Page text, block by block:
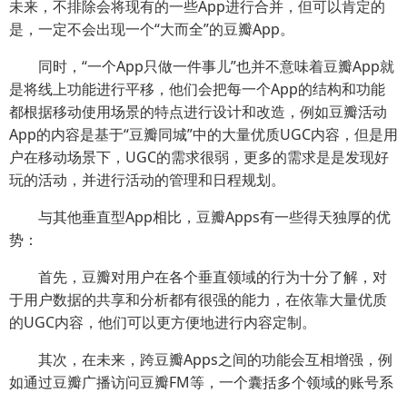
未来，不排除会将现有的一些App进行合并，但可以肯定的
是，一定不会出现一个“大而全”的豆瓣App。
同时，“一个App只做一件事儿”也并不意味着豆瓣App就
是将线上功能进行平移，他们会把每一个App的结构和功能
都根据移动使用场景的特点进行设计和改造，例如豆瓣活动
App的内容是基于“豆瓣同城”中的大量优质UGC内容，但是用
户在移动场景下，UGC的需求很弱，更多的需求是是发现好
玩的活动，并进行活动的管理和日程规划。
与其他垂直型App相比，豆瓣Apps有一些得天独厚的优
势：
首先，豆瓣对用户在各个垂直领域的行为十分了解，对
于用户数据的共享和分析都有很强的能力，在依靠大量优质
的UGC内容，他们可以更方便地进行内容定制。
其次，在未来，跨豆瓣Apps之间的功能会互相增强，例
如通过豆瓣广播访问豆瓣FM等，一个囊括多个领域的账号系